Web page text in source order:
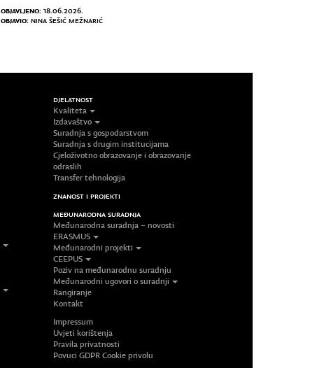
OBJAVLJENO: 18.06.2026.
OBJAVIO: NINA ŠEŠIĆ MEŽNARIĆ
DJELATNOST
Kvaliteta
Izdavaštvo
Suradnja s gospodarstvom
Suradnja s drugim institucijama
Cjeloživotno obrazovanje i obrazovanje
odraslih
Transfer tehnologija
ZNANOST I PROJEKTI
MEĐUNARODNA SURADNJA
Međunarodna suradnja – novosti
ERASMUS
Međunarodni projekti
CEEPUS
Poziv na međunarodnu suradnju
Međunarodni ugovori o suradnji
Rangiranje
Kontakt
Impressum
Uvjeti korištenja
Pravila privatnosti
Povuci GDPR Cookie privolu